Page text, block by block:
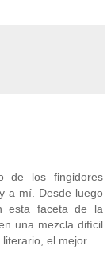
de los fingidores
a mí. Desde luego
esta faceta de la
una mezcla difícil
el mejor.